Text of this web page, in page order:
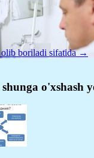
boriladi sifatida →
o'xshash